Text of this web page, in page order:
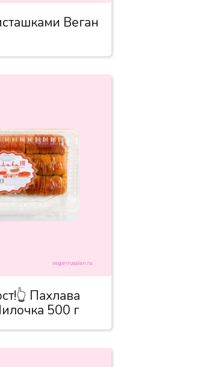
Веган
Пахлава
500 г